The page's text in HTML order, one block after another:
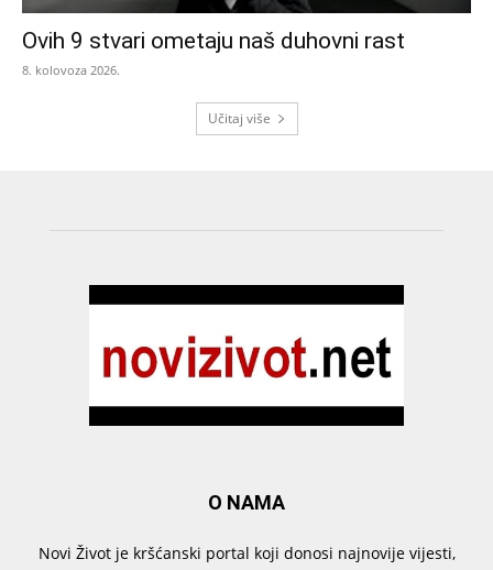
Ovih 9 stvari ometaju naš duhovni rast
8. kolovoza 2026.
Učitaj više
O NAMA
Novi Život je kršćanski portal koji donosi najnovije vijesti,